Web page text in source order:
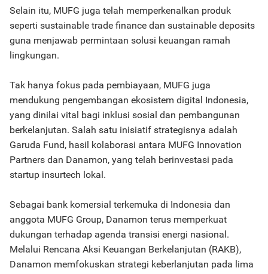
Selain itu, MUFG juga telah memperkenalkan produk
seperti sustainable trade finance dan sustainable deposits
guna menjawab permintaan solusi keuangan ramah
lingkungan.
Tak hanya fokus pada pembiayaan, MUFG juga
mendukung pengembangan ekosistem digital Indonesia,
yang dinilai vital bagi inklusi sosial dan pembangunan
berkelanjutan. Salah satu inisiatif strategisnya adalah
Garuda Fund, hasil kolaborasi antara MUFG Innovation
Partners dan Danamon, yang telah berinvestasi pada
startup insurtech lokal.
Sebagai bank komersial terkemuka di Indonesia dan
anggota MUFG Group, Danamon terus memperkuat
dukungan terhadap agenda transisi energi nasional.
Melalui Rencana Aksi Keuangan Berkelanjutan (RAKB),
Danamon memfokuskan strategi keberlanjutan pada lima